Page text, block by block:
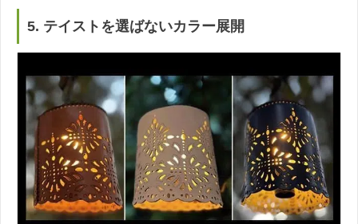
5. テイストを選ばないカラー展開